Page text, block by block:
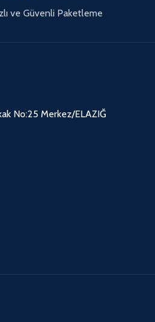
ve Güvenli Paketleme
No:25 Merkez/ELAZIĞ